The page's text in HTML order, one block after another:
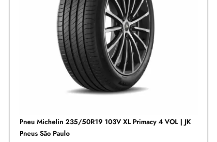
Pneu Michelin 235/50R19 103V XL Primacy 4 VOL | JK
Pneus São Paulo